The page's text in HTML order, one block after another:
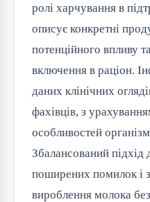
ролі харчування в
описує конкретні
потенційного впливу
включення в раціон.
даних клінічних
фахівців, з
особливостей
Збалансований
поширених помилок і
вироблення молока